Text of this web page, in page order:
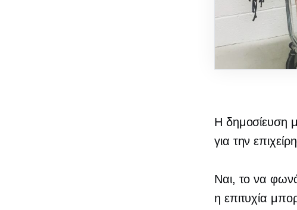
Η δημοσίευση
για την
Ναι, το να
η επιτυχία